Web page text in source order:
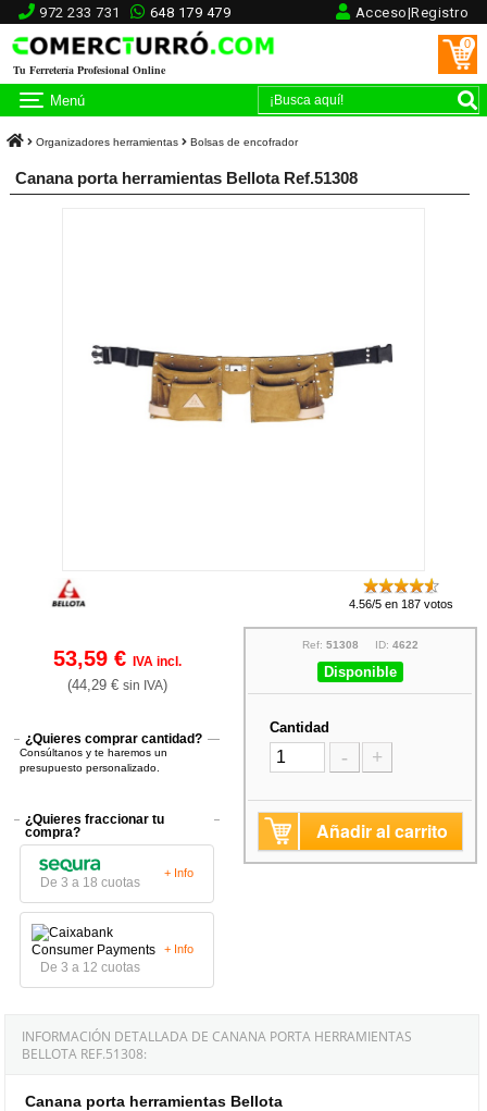
972 233 731 648 179 479 Acceso|Registro
Tu Ferretería Profesional Online
0
Menú
Organizadores herramientas Bolsas de encofrador
Canana porta herramientas Bellota Ref.51308
4.56/5 en 187 votos
53,59 € IVA incl.
(44,29 € sin IVA)
¿Quieres comprar cantidad?
Consúltanos y te haremos un
presupuesto personalizado.
¿Quieres fraccionar tu
compra?
De 3 a 18 cuotas
+ Info
De 3 a 12 cuotas
+ Info
Ref: 51308 ID: 4622
Disponible
Cantidad
- +
Añadir al carrito
INFORMACIÓN DETALLADA DE CANANA PORTA HERRAMIENTAS
BELLOTA REF.51308:
Canana porta herramientas Bellota